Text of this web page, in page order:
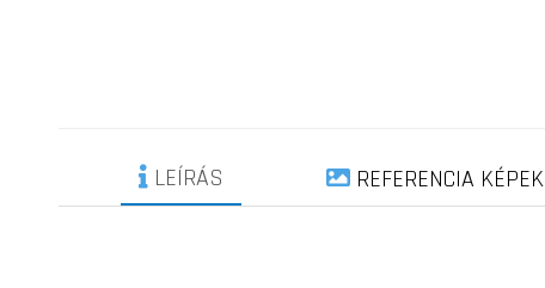
LEÍRÁS REFERENCIA KÉPEK